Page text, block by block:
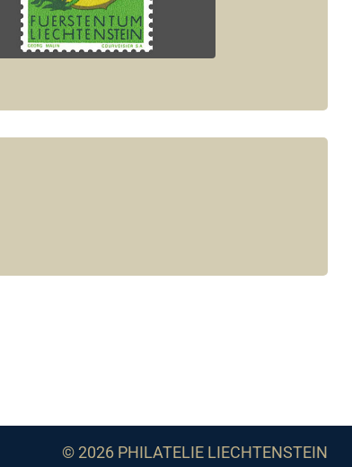
© 2026 PHILATELIE LIECHTENSTEIN